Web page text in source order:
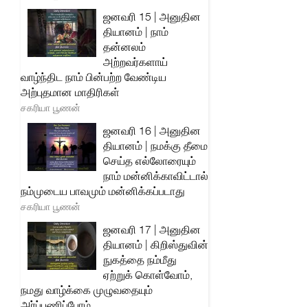
ஜனவரி 15 | அனுதின
தியானம் | நாம்
தன்னலம்
அற்றவர்களாய்
வாழ்ந்திட நாம் பின்பற்ற வேண்டிய
அற்புதமான மாதிரிகள்
சகரியா பூணன்
ஜனவரி 16 | அனுதின
தியானம் | நமக்கு தீமை
செய்த எல்லோரையும்
நாம் மன்னிக்காவிட்டால்
நம்முடைய பாவமும் மன்னிக்கப்படாது
சகரியா பூணன்
ஜனவரி 17 | அனுதின
தியானம் | கிறிஸ்துவின்
நுகத்தை நம்மீது
ஏற்றுக் கொள்வோம்,
நமது வாழ்க்கை முழுவதையும்